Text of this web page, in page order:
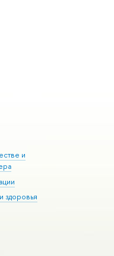
и
здоровья